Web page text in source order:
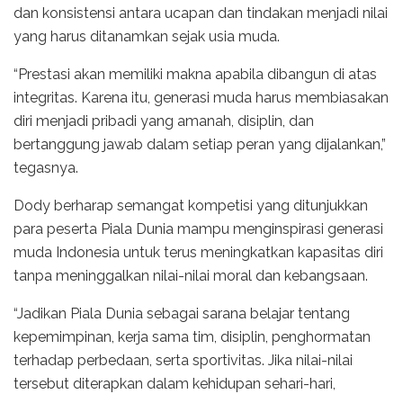
dan konsistensi antara ucapan dan tindakan menjadi nilai
yang harus ditanamkan sejak usia muda.
“Prestasi akan memiliki makna apabila dibangun di atas
integritas. Karena itu, generasi muda harus membiasakan
diri menjadi pribadi yang amanah, disiplin, dan
bertanggung jawab dalam setiap peran yang dijalankan,”
tegasnya.
Dody berharap semangat kompetisi yang ditunjukkan
para peserta Piala Dunia mampu menginspirasi generasi
muda Indonesia untuk terus meningkatkan kapasitas diri
tanpa meninggalkan nilai-nilai moral dan kebangsaan.
“Jadikan Piala Dunia sebagai sarana belajar tentang
kepemimpinan, kerja sama tim, disiplin, penghormatan
terhadap perbedaan, serta sportivitas. Jika nilai-nilai
tersebut diterapkan dalam kehidupan sehari-hari,